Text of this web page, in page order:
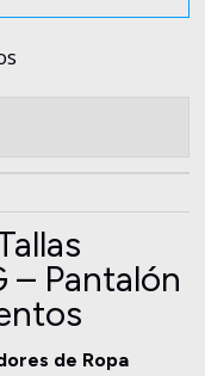
– Pantalón
de Ropa